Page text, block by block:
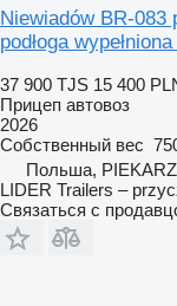
Niewiadów BR-083
podłoga
37 900 TJS 15 400
Прицеп автовоз
2026
Собственный вес
Польша,
LIDER Trailers –
Связаться с